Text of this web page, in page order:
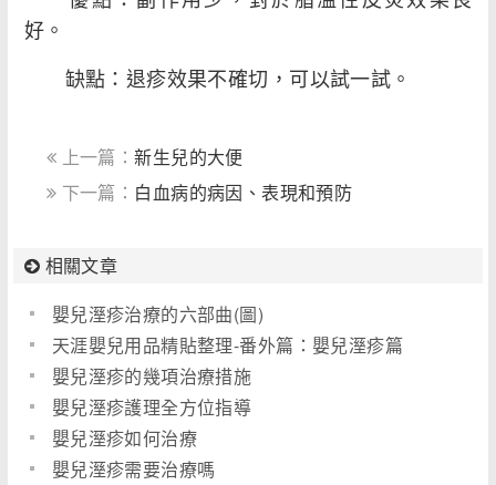
好。
缺點：退疹效果不確切，可以試一試。
上一篇：新生兒的大便
下一篇： 白血病的病因、表現和預防
相關文章
嬰兒溼疹治療的六部曲(圖)
天涯嬰兒用品精貼整理-番外篇：嬰兒溼疹篇
嬰兒溼疹的幾項治療措施
嬰兒溼疹護理全方位指導
嬰兒溼疹如何治療
嬰兒溼疹需要治療嗎